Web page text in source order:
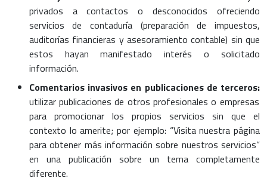
privados a contactos o desconocidos ofreciendo
servicios de contaduría (preparación de impuestos,
auditorías financieras y asesoramiento contable) sin que
estos hayan manifestado interés o solicitado
información.
Comentarios invasivos en publicaciones de terceros:
utilizar publicaciones de otros profesionales o empresas
para promocionar los propios servicios sin que el
contexto lo amerite; por ejemplo: “Visita nuestra página
para obtener más información sobre nuestros servicios”
en una publicación sobre un tema completamente
diferente.